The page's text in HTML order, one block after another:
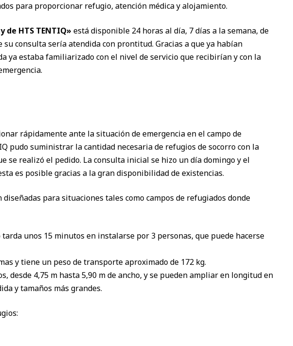
para proporcionar refugio, atención médica y alojamiento.
HTS TENTIQ» está disponible 24 horas al día, 7 días a la semana, de
consulta sería atendida con prontitud. Gracias a que ya habían
ya estaba familiarizado con el nivel de servicio que recibirían y con la
rápidamente ante la situación de emergencia en el campo de
pudo suministrar la cantidad necesaria de refugios de socorro con la
se realizó el pedido. La consulta inicial se hizo un día domingo y el
es posible gracias a la gran disponibilidad de existencias.
para situaciones tales como campos de refugiados donde
unos 15 minutos en instalarse por 3 personas, que puede hacerse
y tiene un peso de transporte aproximado de 172 kg.
desde 4,75 m hasta 5,90 m de ancho, y se pueden ampliar en longitud en
y tamaños más grandes.